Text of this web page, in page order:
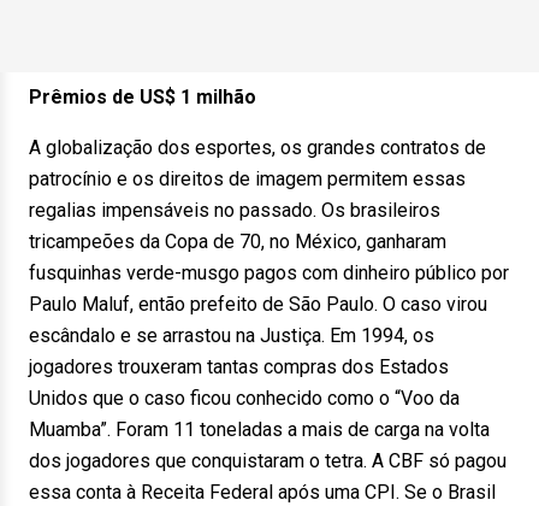
Prêmios de US$ 1 milhão
A globalização dos esportes, os grandes contratos de
patrocínio e os direitos de imagem permitem essas
regalias impensáveis no passado. Os brasileiros
tricampeões da Copa de 70, no México, ganharam
fusquinhas verde-musgo pagos com dinheiro público por
Paulo Maluf, então prefeito de São Paulo. O caso virou
escândalo e se arrastou na Justiça. Em 1994, os
jogadores trouxeram tantas compras dos Estados
Unidos que o caso ficou conhecido como o “Voo da
Muamba”. Foram 11 toneladas a mais de carga na volta
dos jogadores que conquistaram o tetra. A CBF só pagou
essa conta à Receita Federal após uma CPI. Se o Brasil